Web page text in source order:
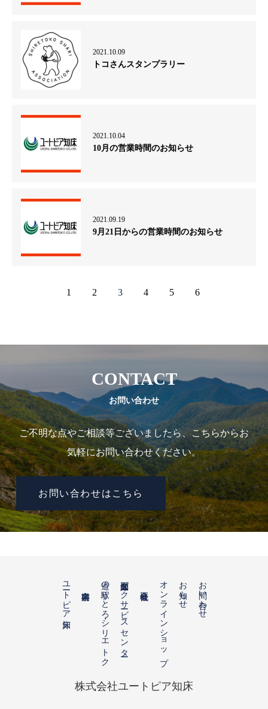
2021.10.09
トコさんスタンプラリー
2021.10.04
10月の営業時間のお知らせ
2021.09.19
9月21日からの営業時間のお知らせ
1 2 3 4 5 6
CONTACT
お問い合わせ
ご不明な点やご相談等ございましたら、こちらからお
気軽にお問い合わせください。
お問い合わせはこちら
ユートピア知床 道の駅うとろ・シリエトク知床五湖パークサービスセンター オンラインショップ お知らせ お問い合わせ
株式会社ユートピア知床